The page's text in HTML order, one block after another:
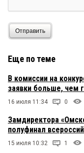
Отправить
Еще по теме
В комиссии на
заявки больше, чем
16 июля 11:34 0
Замдиректора
полуфинал
15 июля 10:32 1